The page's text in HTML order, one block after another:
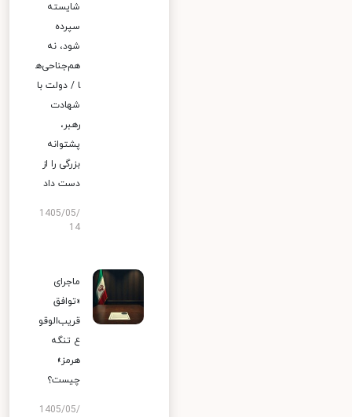
شایسته
سپرده
شود، نه
هم‌جناحی‌ه
ا / دولت با
شهادت
رهبر،
پشتوانه
بزرگی را از
دست داد
1405/05/
14
ماجرای
«توافق
قریب‌الوقو
ع تنگه
هرمز»
چیست؟
1405/05/